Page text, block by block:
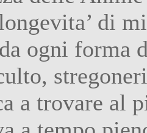
di
ogni forma
a trovare al